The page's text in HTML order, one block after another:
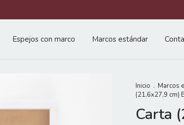
Espejos con marco Marcos estándar
Inicio . Marcos
(21,6x27,9 cm)
Carta